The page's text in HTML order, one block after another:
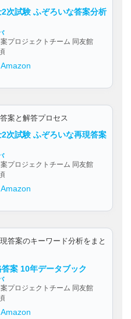
次試験 ふぞろいな答案分析
プロジェクトチーム 同友館
Amazon
案と解答プロセス
次試験 ふぞろいな再現答案
プロジェクトチーム 同友館
Amazon
答案のキーワード分析をまと
案 10年データブック
プロジェクトチーム 同友館
Amazon